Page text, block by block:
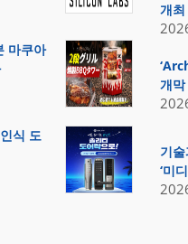
마쿠아
식 도
개최
개막
기
‘미